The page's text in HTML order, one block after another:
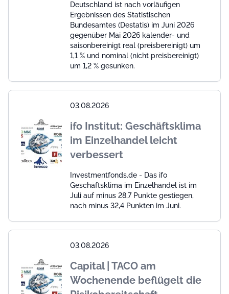
Deutschland ist nach vorläufigen
Ergebnissen des Statistischen
Bundesamtes (Destatis) im Juni 2026
gegenüber Mai 2026 kalender- und
saisonbereinigt real (preisbereinigt) um
1,1 % und nominal (nicht preisbereinigt)
um 1,2 % gesunken.
03.08.2026
ifo Institut: Geschäftsklima
im Einzelhandel leicht
verbessert
Investmentfonds.de - Das ifo
Geschäftsklima im Einzelhandel ist im
Juli auf minus 28,7 Punkte gestiegen,
nach minus 32,4 Punkten im Juni.
03.08.2026
Capital | TACO am
Wochenende beflügelt die